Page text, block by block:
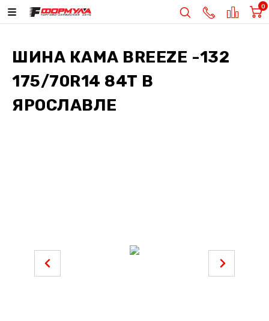
0
ШИНА КАМА BREEZE -132
175/70R14 84T В
ЯРОСЛАВЛЕ